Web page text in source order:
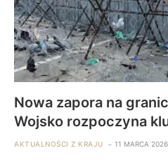
Nowa zapora na
Wojsko rozpoczyna
AKTUALNOŚCI Z KRAJU 11 MARCA 2026